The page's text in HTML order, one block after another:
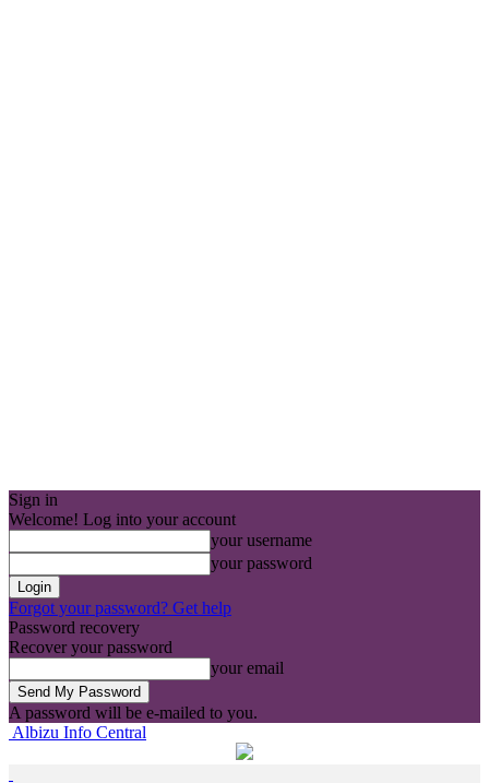
Sign in
Welcome! Log into your account
your username
your password
Forgot your password? Get help
Password recovery
Recover your password
your email
A password will be e-mailed to you.
Albizu Info Central